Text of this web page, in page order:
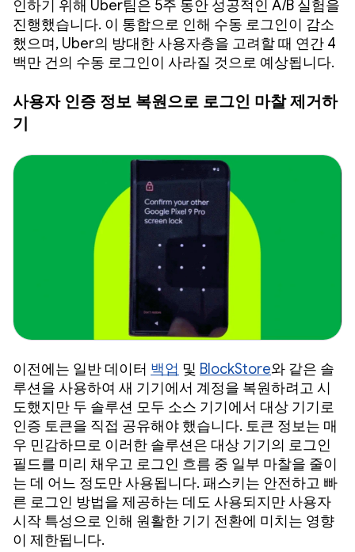
인하기 위해 Uber팀은 5주 동안 성공적인 A/B 실험을
진행했습니다. 이 통합으로 인해 수동 로그인이 감소
했으며, Uber의 방대한 사용자층을 고려할 때 연간 4
백만 건의 수동 로그인이 사라질 것으로 예상됩니다.
사용자 인증 정보 복원으로 로그인 마찰 제거하
기
이전에는 일반 데이터 백업 및 BlockStore와 같은 솔
루션을 사용하여 새 기기에서 계정을 복원하려고 시
도했지만 두 솔루션 모두 소스 기기에서 대상 기기로
인증 토큰을 직접 공유해야 했습니다. 토큰 정보는 매
우 민감하므로 이러한 솔루션은 대상 기기의 로그인
필드를 미리 채우고 로그인 흐름 중 일부 마찰을 줄이
는 데 어느 정도만 사용됩니다. 패스키는 안전하고 빠
른 로그인 방법을 제공하는 데도 사용되지만 사용자
시작 특성으로 인해 원활한 기기 전환에 미치는 영향
이 제한됩니다.